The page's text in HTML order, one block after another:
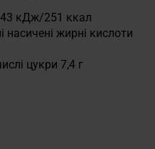
кДж/251 ккал
насичені жирні кислоти
цукри 7,4 г